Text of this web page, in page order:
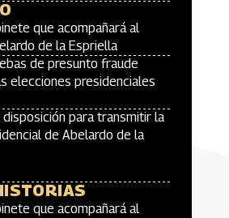
que acompañará al
de la Espriella
de presunto fraude
elecciones presidenciales
disposición para transmitir la
de Abelardo de la
que acompañará al